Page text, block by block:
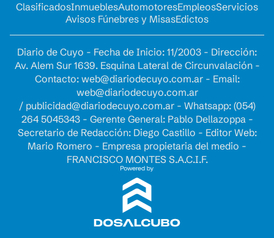
ClasificadosInmueblesAutomotoresEmpleosServicios
Avisos Fúnebres y MisasEdictos
Diario de Cuyo - Fecha de Inicio: 11/2003 - Dirección:
Av. Alem Sur 1639. Esquina Lateral de Circunvalación -
Contacto: web@diariodecuyo.com.ar- Email:
web@diariodecuyo.com.ar
/ publicidad@diariodecuyo.com.ar- Whatsapp: (054)
264 5045343 - Gerente General: Pablo Dellazoppa -
Secretario de Redacción: Diego Castillo - Editor Web:
Mario Romero - Empresa propietaria del medio -
FRANCISCO MONTES S.A.C.I.F.